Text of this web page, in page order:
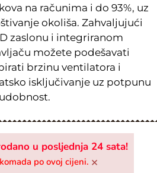
na računima i do 93%, uz
okoliša. Zahvaljujući
zaslonu i integriranom
možete podešavati
brzinu ventilatora i
isključivanje uz potpunu
udobnost.
u posljednja 24 sata!
po ovoj cijeni. ×